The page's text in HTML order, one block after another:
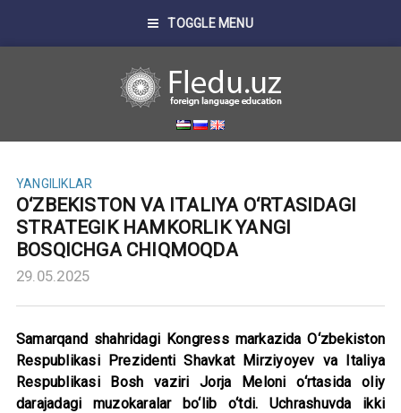
TOGGLE MENU
YANGILIKLAR
O‘ZBEKISTON VA ITALIYA O‘RTASIDAGI
STRATEGIK HAMKORLIK YANGI
BOSQICHGA CHIQMOQDA
29.05.2025
Samarqand shahridagi Kongress markazida O‘zbekiston
Respublikasi Prezidenti Shavkat Mirziyoyev va Italiya
Respublikasi Bosh vaziri Jorja Meloni o‘rtasida oliy
darajadagi muzokaralar bo‘lib o‘tdi. Uchrashuvda ikki